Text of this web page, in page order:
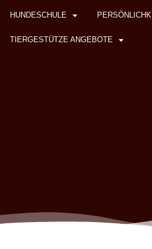
HUNDESCHULE
TIERGESTÜTZE ANGEBOTE